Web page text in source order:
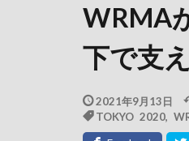
WRMA
下で支
2021年9月13日
TOKYO 2020,